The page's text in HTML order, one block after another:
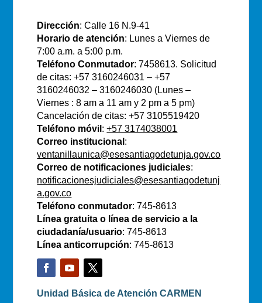
Dirección: Calle 16 N.9-41
Horario de atención: Lunes a Viernes de
7:00 a.m. a 5:00 p.m.
Teléfono Conmutador: 7458613. Solicitud
de citas: +57 3160246031 – +57
3160246032 – 3160246030 (Lunes –
Viernes : 8 am a 11 am y 2 pm a 5 pm)
Cancelación de citas: +57 3105519420
Teléfono móvil :+57 3174038001
Correo institucional :
ventanillaunica@esesantiagodetunja.gov.co
Correo de notificaciones judiciales:
notificacionesjudiciales@esesantiagodetunj
a.gov.co
Teléfono conmutador: 745-8613
Línea gratuita o línea de servicio a la
ciudadanía/usuario: 745-8613
Línea anticorrupción: 745-8613
Unidad Básica de Atención CARMEN